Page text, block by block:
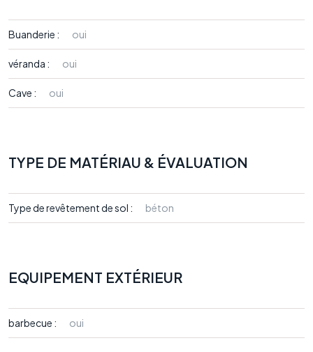
Buanderie : oui
véranda : oui
Cave : oui
TYPE DE MATÉRIAU & ÉVALUATION
Type de revêtement de sol : béton
EQUIPEMENT EXTÉRIEUR
barbecue : oui